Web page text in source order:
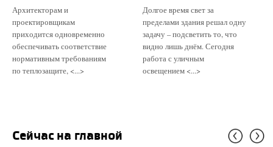
Архитекторам и
проектировщикам
приходится одновременно
обеспечивать соответствие
нормативным требованиям
по теплозащите, <...>
Долгое время свет за
пределами здания решал одну
задачу – подсветить то, что
видно лишь днём. Сегодня
работа с уличным
освещением <...>
Сейчас на главной